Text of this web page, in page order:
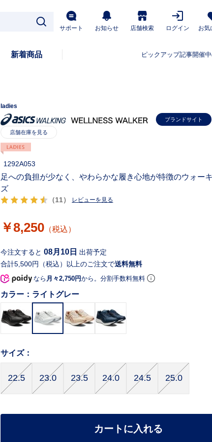
サポート お知らせ 店舗検索 ログイン お気
新着商品 ピックアップ記事開催
ladies
ブランドサイト
1292A053
（11） レビューを見る
足への負担が少なく、やわらかな履き心地が特徴のウォー
ズ
￥8,250 （税込）
合計5,500円（税込）以上のご注文で送料無料
今注文すると 08月10日 出荷予定
なら 月々2,750円から。分割手数料無料
カラー： ライトグレー
サイズ：
22.5 23.0 23.5 24.0 24.5 25.0
カートに入れる